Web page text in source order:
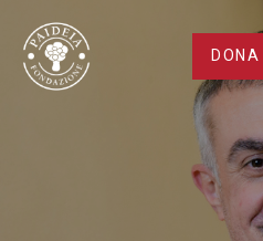
Giacinto
volontariato: